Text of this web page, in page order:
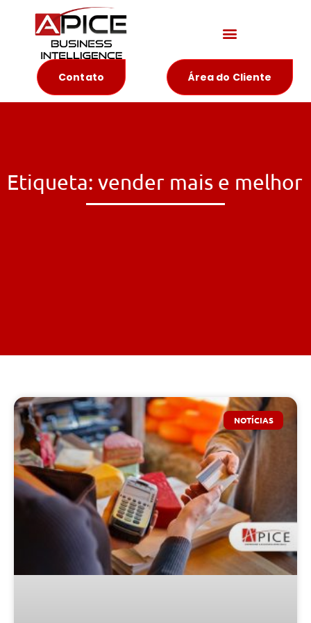
Contato Área do Cliente
Etiqueta: vender mais e melhor
NOTÍCIAS